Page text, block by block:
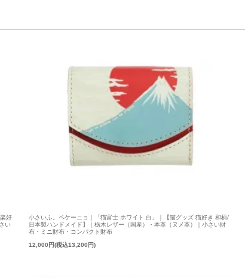
好
い
小さいふ。ペケーニョ｜「猫富士 ホワイト 白」｜【猫グッズ 猫好き 和柄/
日本製ハンドメイド】｜栃木レザー（国産）・本革（ヌメ革）｜小さい財
布・ミニ財布・コンパクト財布
12,000円(税込13,200円)